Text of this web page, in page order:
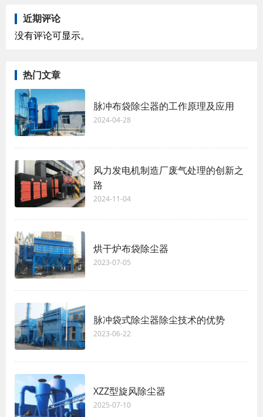
近期评论
没有评论可显示。
热门文章
脉冲布袋除尘器的工作原理及应用
2024-04-28
风力发电机制造厂废气处理的创新之
路
2024-11-04
烘干炉布袋除尘器
2023-07-05
脉冲袋式除尘器除尘技术的优势
2023-06-22
XZZ型旋风除尘器
2025-07-10